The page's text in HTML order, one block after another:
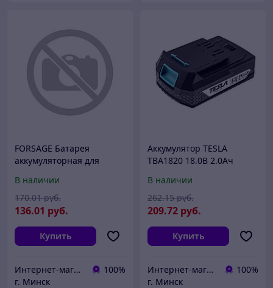
FORSAGE Батарея
аккумуляторная для
03010 (18V 2.0AH LI-ION)
Forsage F-03010-P
В наличии
136.01 руб.
170.01 руб.
Купить
Интернет-магазин 24маркет.бел
100%
г. Минск
Аккумулятор TESLA
TBA1820 18.0В 2.0Ач
В наличии
209.72 руб.
262.15 руб.
Купить
Интернет-магазин 24маркет.бел
100%
г. Минск